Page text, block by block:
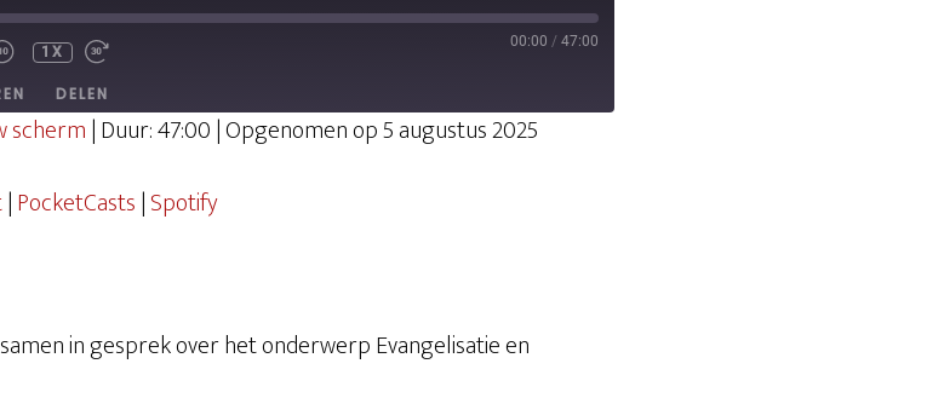
1X
00:00 / 47:00
DELEN
scherm|Duur: 47:00|Opgenomen op 5 augustus 2025
|PocketCasts|Spotify
in gesprek over het onderwerp Evangelisatie en